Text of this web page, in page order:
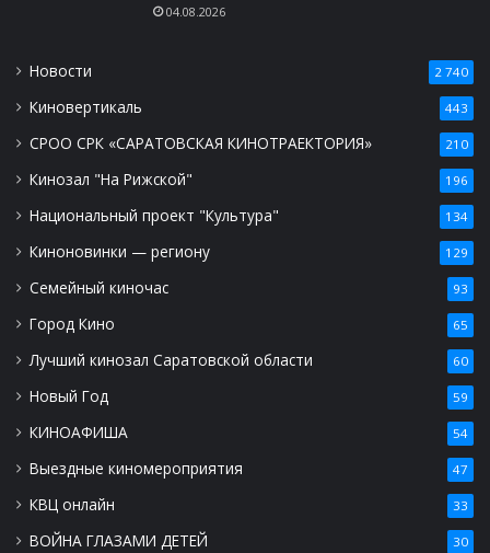
04.08.2026
Новости 2 740
Киновертикаль 443
СРОО СРК «САРАТОВСКАЯ КИНОТРАЕКТОРИЯ» 210
Кинозал "На Рижской" 196
Национальный проект "Культура" 134
Киноновинки — региону 129
Семейный киночас 93
Город Кино 65
Лучший кинозал Саратовской области 60
Новый Год 59
КИНОАФИША 54
Выездные киномероприятия 47
КВЦ онлайн 33
ВОЙНА ГЛАЗАМИ ДЕТЕЙ 30